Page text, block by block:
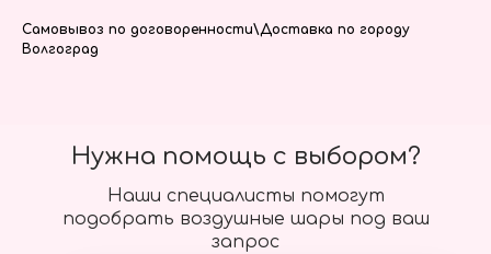
Самовывоз по договоренности\Доставка по городу
Волгоград
Наши специалисты помогут
подобрать воздушные шары под ваш
запрос
Нужна помощь с выбором?